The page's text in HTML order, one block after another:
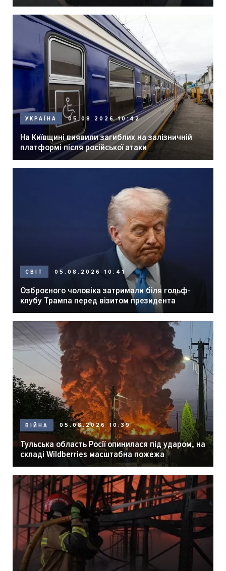
УКРАЇНА 05.08.2026 10:42
На Київщині виявили загиблих на залізничній
платформі після російської атаки
СВІТ 05.08.2026 10:41
Озброєного чоловіка затримали біля гольф-
клубу Трампа перед візитом президента
ВІЙНА 05.08.2026 10:39
Тульська область Росії опинилася під ударом, на
складі Wildberries масштабна пожежа